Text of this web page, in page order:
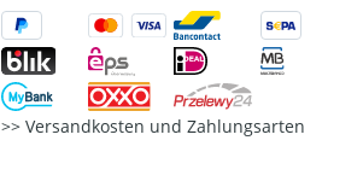
Versandkosten und Zahlungsarten